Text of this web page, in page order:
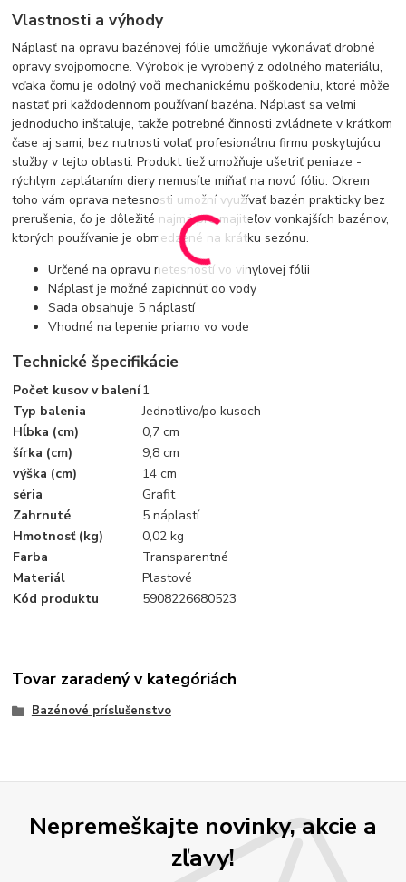
Vlastnosti a výhody
Náplasť na opravu bazénovej fólie umožňuje vykonávať drobné
opravy svojpomocne. Výrobok je vyrobený z odolného materiálu,
vďaka čomu je odolný voči mechanickému poškodeniu, ktoré môže
nastať pri každodennom používaní bazéna. Náplasť sa veľmi
jednoducho inštaluje, takže potrebné činnosti zvládnete v krátkom
čase aj sami, bez nutnosti volať profesionálnu firmu poskytujúcu
služby v tejto oblasti. Produkt tiež umožňuje ušetriť peniaze -
rýchlym zaplátaním diery nemusíte míňať na novú fóliu. Okrem
toho vám oprava netesnosti umožní využívať bazén prakticky bez
prerušenia, čo je dôležité najmä pre majiteľov vonkajších bazénov,
ktorých používanie je obmedzené na krátku sezónu.
Určené na opravu netesností vo vinylovej fólii
Náplasť je možné zapichnúť do vody
Sada obsahuje 5 náplastí
Vhodné na lepenie priamo vo vode
Technické špecifikácie
Počet kusov v balení1
Typ balenia
Jednotlivo/po kusoch
Hĺbka (cm)
0,7 cm
šírka (cm)
9,8 cm
výška (cm)
14 cm
séria
Grafit
Zahrnuté
5 náplastí
Hmotnosť (kg)
0,02 kg
Farba
Transparentné
Materiál
Plastové
Kód produktu
5908226680523
Tovar zaradený v kategóriách
Bazénové príslušenstvo
Nepremeškajte novinky, akcie a
zľavy!